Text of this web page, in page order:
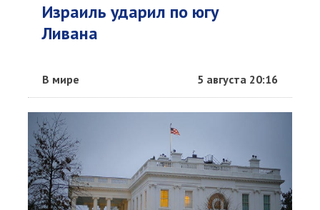
Израиль ударил по югу
Ливана
В мире 5 августа 20:16